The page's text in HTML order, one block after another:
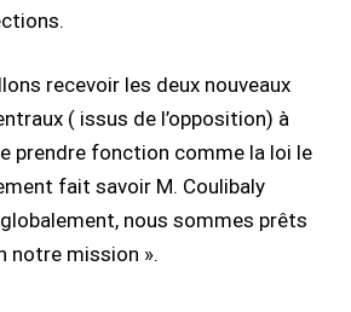
recevoir les deux nouveaux
( issus de l’opposition) à
prendre fonction comme la loi le
fait savoir M. Coulibaly
nous sommes prêts
notre mission ».